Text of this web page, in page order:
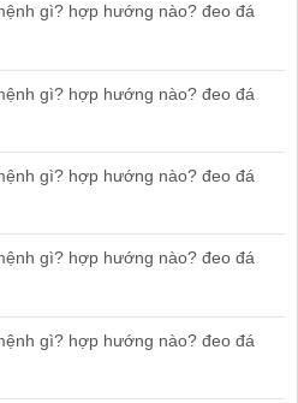
gì? hợp hướng nào? đeo đá
gì? hợp hướng nào? đeo đá
gì? hợp hướng nào? đeo đá
gì? hợp hướng nào? đeo đá
gì? hợp hướng nào? đeo đá